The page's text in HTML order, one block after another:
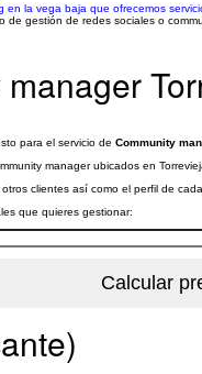
en la vega baja que ofrecemos
para el servicio de Community
manager ubicados en
clientes así como el perfil de
que quieres gestionar: